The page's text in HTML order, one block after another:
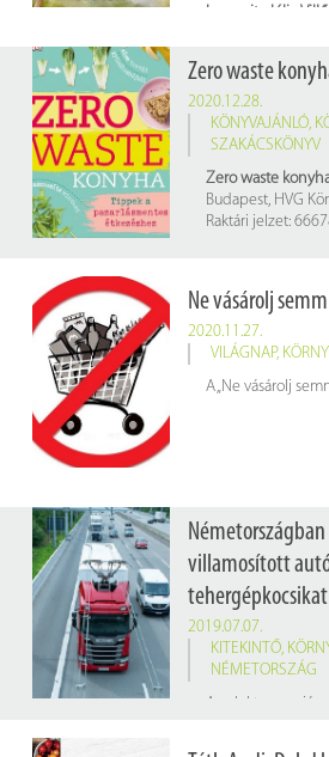
Zero waste
2020.12.28.
KÖNYVAJÁNLÓ,
SZAKÁCSKÖNYV
Zero waste
Budapest, HVG
Raktári jelzet:
Ne vásárolj
2020.11.27.
VILÁGNAP,
villamosított
2019.07.07.
KITEKINTŐ,
NÉMETORSZÁG